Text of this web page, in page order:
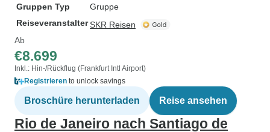
Gruppen Typ
Gruppe
ReiseveranstalterSKR Reisen
Ab
€8.699
Inkl.: Hin-/Rückflug (Frankfurt Intl Airport)
Registrieren to unlock savings
Broschüre herunterladen Reise ansehen
Rio de Janeiro nach Santiago de